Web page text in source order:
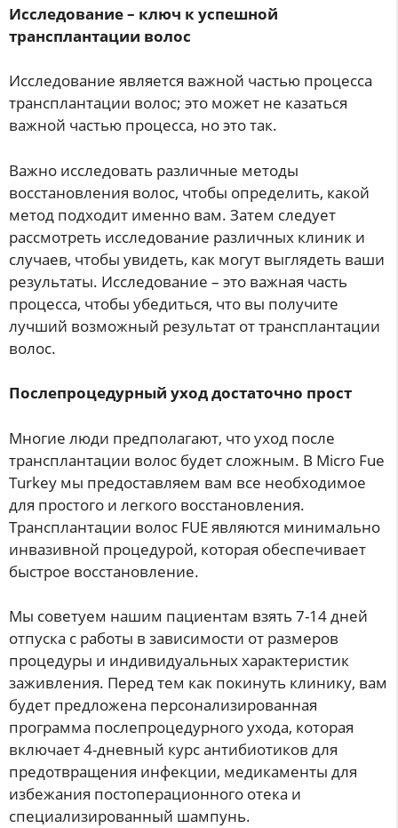
Исследование – ключ к успешной
трансплантации волос
Исследование является важной частью процесса
трансплантации волос; это может не казаться
важной частью процесса, но это так.
Важно исследовать различные методы
восстановления волос, чтобы определить, какой
метод подходит именно вам. Затем следует
рассмотреть исследование различных клиник и
случаев, чтобы увидеть, как могут выглядеть ваши
результаты. Исследование – это важная часть
процесса, чтобы убедиться, что вы получите
лучший возможный результат от трансплантации
волос.
Послепроцедурный уход достаточно прост
Многие люди предполагают, что уход после
трансплантации волос будет сложным. В Micro Fue
Turkey мы предоставляем вам все необходимое
для простого и легкого восстановления.
Трансплантации волос FUE являются минимально
инвазивной процедурой, которая обеспечивает
быстрое восстановление.
Мы советуем нашим пациентам взять 7-14 дней
отпуска с работы в зависимости от размеров
процедуры и индивидуальных характеристик
заживления. Перед тем как покинуть клинику, вам
будет предложена персонализированная
программа послепроцедурного ухода, которая
включает 4-дневный курс антибиотиков для
предотвращения инфекции, медикаменты для
избежания постоперационного отека и
специализированный шампунь.